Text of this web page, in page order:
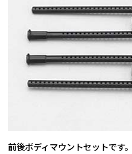
前後ボディマウントセットです。